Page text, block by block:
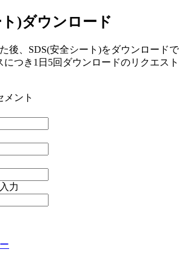
)ダウンロード
後、SDS(安全シート)をダウンロードで
つき1日5回ダウンロードのリクエスト
メント
力